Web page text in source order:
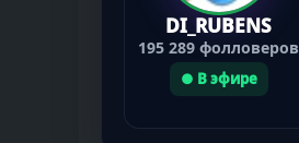
DI_RUBENS
195 289 фолловеров
● В эфире